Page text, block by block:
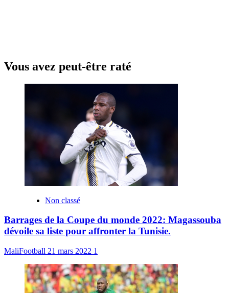
Vous avez peut-être raté
Non classé
Barrages de la Coupe du monde 2022: Magassouba
dévoile sa liste pour affronter la Tunisie.
MaliFootball 21 mars 2022 1